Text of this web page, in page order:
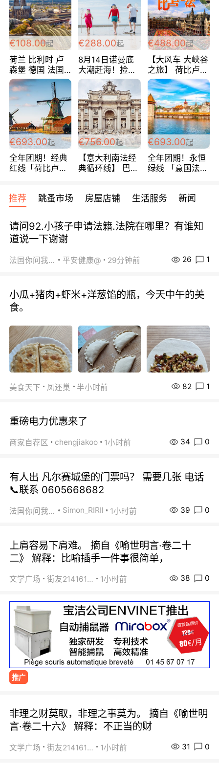
€108.00起
荷兰 比利时 卢
森堡 德国 法国
超爽玩遍西欧 循
环线 全程四星宾
馆 108欧/人/天
€288.00起
8月14日诺曼底
大潮赶海！捡海
鲜！轻轻松松海
边爽玩三日游
288欧/人
€488.00起
【大风车 大峡谷
之旅】 荷比卢德
法 巴黎上下 经
典五国四日游
488欧/人
€693.00起
全年团期！经典
红线「荷比卢德
天！巴黎上下！
包拼房~
€756.00起
【意大利南法经
典循环线】 巴黎
宾馆 108欧/天起
€693.00起
全年团期！永恒
绿线 「意国法
欧/天起 ~包拼房
推荐 跳蚤市场 房屋店铺 生活服务 新闻
请问92.小孩子申请法籍.法院在哪里？有谁知
道说一下谢谢
法国你问我答 平安健康@ 29分钟前 26 1
小瓜+猪肉+虾米+洋葱馅的瓶，今天中午的美
食。
美食天下 凤还巢 半小时前 82 1
重磅电力优惠来了
商家自荐区 chengjiakoo 1小时前 34 0
有人出 凡尔赛城堡的门票吗？ 需要几张 电话
📞联系 0605668682
法国你问我答 Simon_RIRIl 1小时前 39 0
上肩容易下肩难。 摘自《喻世明言·卷二十
二》 解释：比喻插手一件事很简单，
文学广场 街友21416156 1小时前 38 0
推广
非理之财莫取，非理之事莫为。 摘自《喻世明
言·卷二十六》 解释：不正当的财
文学广场 街友21416156 1小时前 31 0